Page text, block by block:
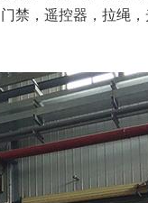
禁，遥控器，拉绳